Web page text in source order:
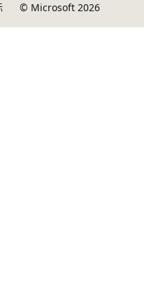
© Microsoft 2026